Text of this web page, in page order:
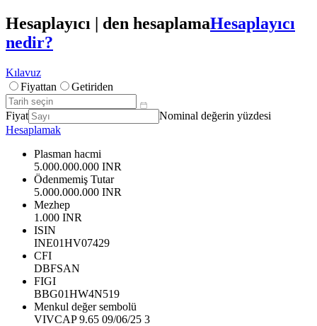
Hesaplayıcı | den hesaplamaHesaplayıcı
nedir?
Kılavuz
Fiyattan
Getiriden
Fiyat
Nominal değerin yüzdesi
Hesaplamak
Plasman hacmi
5.000.000.000 INR
Ödenmemiş Tutar
5.000.000.000 INR
Mezhep
1.000 INR
ISIN
INE01HV07429
CFI
DBFSAN
FIGI
BBG01HW4N519
Menkul değer sembolü
VIVCAP 9.65 09/06/25 3